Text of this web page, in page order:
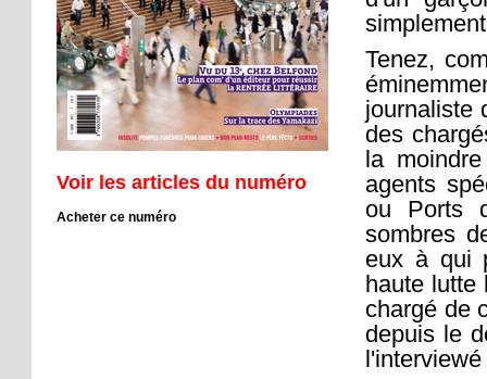
Voir les articles du numéro
Acheter ce numéro
Tenez,
journaliste
des
la
agents
ou Ports
sombres
eux à qui
haute lutte
chargé de
depuis le
l'interviewé